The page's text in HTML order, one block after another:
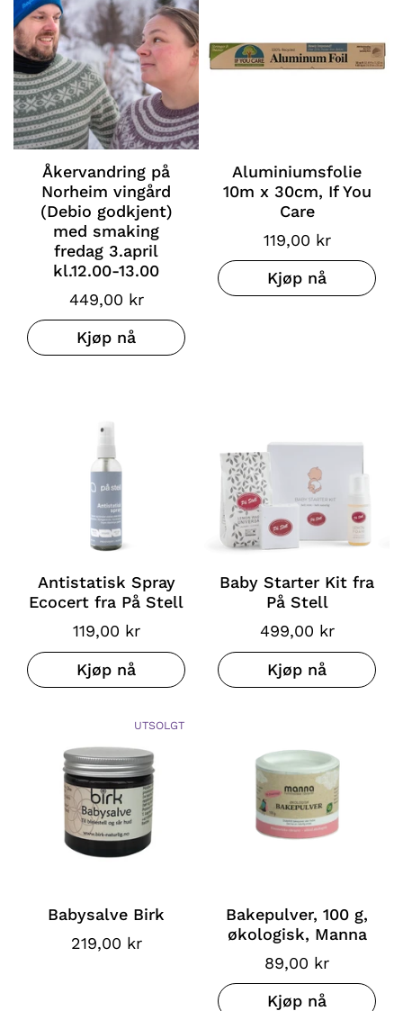
Åkervandring på
Norheim vingård
(Debio godkjent)
med smaking
fredag 3.april
kl.12.00-13.00
449,00 kr
Kjøp nå
Aluminiumsfolie
10m x 30cm, If You
Care
119,00 kr
Kjøp nå
Antistatisk Spray
Ecocert fra På Stell
119,00 kr
Kjøp nå
Baby Starter Kit fra
På Stell
499,00 kr
Kjøp nå
Babysalve Birk
219,00 kr
UTSOLGT
Bakepulver, 100 g,
økologisk, Manna
89,00 kr
Kjøp nå